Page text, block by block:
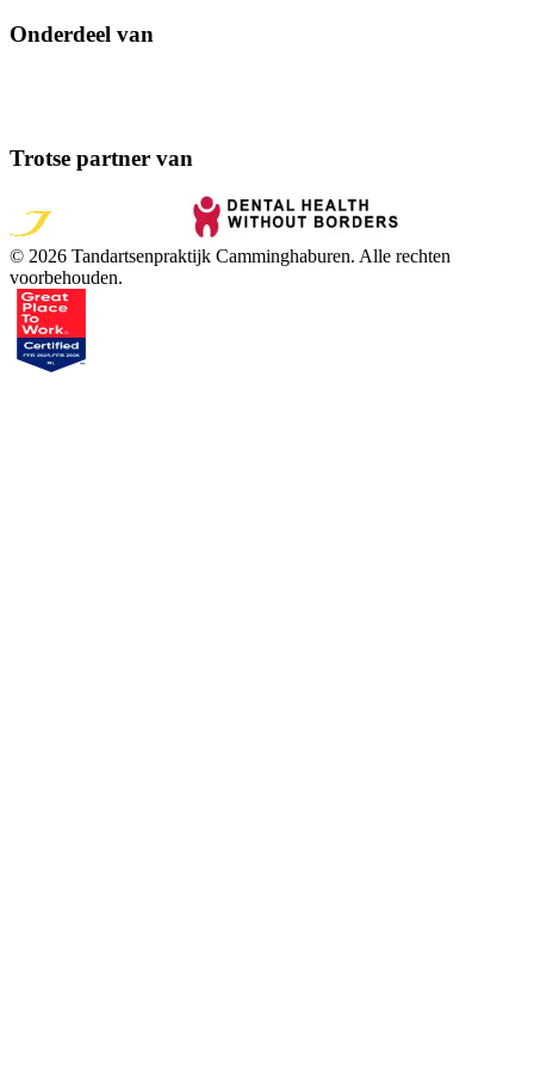
Onderdeel van
Trotse partner van
© 2026 Tandartsenpraktijk Camminghaburen. Alle rechten
voorbehouden.